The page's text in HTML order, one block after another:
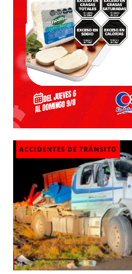
ACCIDENTES DE TRÁNSITO